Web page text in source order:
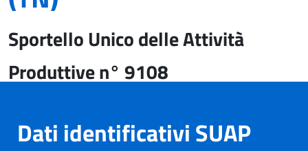
Sportello Unico delle Attività
Produttive n° 9108
Dati identificativi SUAP